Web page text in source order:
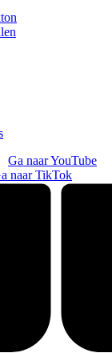
Ga naar YouTube
naar TikTok